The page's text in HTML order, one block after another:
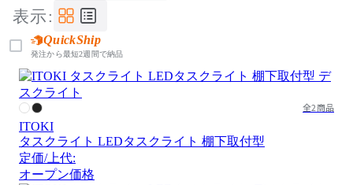
表示:
QuickShip
発注から最短2週間で納品
全2商品
ITOKI
タスクライト LEDタスクライト 棚下取付型
定価/上代:
オープン価格